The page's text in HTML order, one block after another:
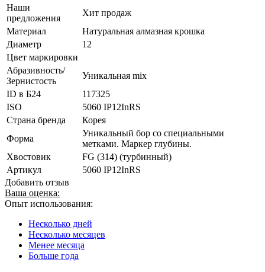
Наши
предложения
Хит продаж
Материал
Натуральная алмазная крошка
Диаметр
12
Цвет маркировки
Абразивность/
Зернистость
Уникальная mix
ID в Б24
117325
ISO
5060 IP12InRS
Страна бренда
Корея
Форма
Уникальный бор со специальными
метками. Маркер глубины.
Хвостовик
FG (314) (турбинный)
Артикул
5060 IP12InRS
Добавить отзыв
Ваша оценка:
Опыт использования:
Несколько дней
Несколько месяцев
Менее месяца
Больше года